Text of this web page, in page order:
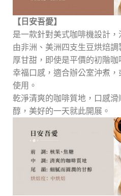
【日安吾愛】
是一款針對美式咖啡機設計，
由非洲、美洲四支生豆烘焙
厚甘甜，即使是平價的初階
幸福口感，適合辦公室沖煮
使用。
乾淨清爽的咖啡質地，口感
醇，美好的一天就此開展。